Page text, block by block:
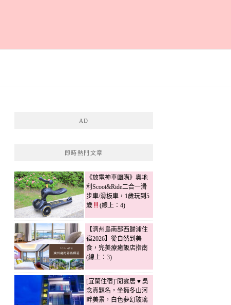
AD
即時熱門文章
《放電神車團購》奧地
利Scoot&Ride二合一滑
步車/滑板車，1歲玩到5
歲
(線上：4)
【濟州島南部西歸浦住
宿2026】從自然到美
食，完美療癒飯店指南
(線上：3)
[宜蘭住宿]˙閒雲居 ♥ 吳
念真題名，坐擁冬山河
畔美景，白色夢幻玻璃